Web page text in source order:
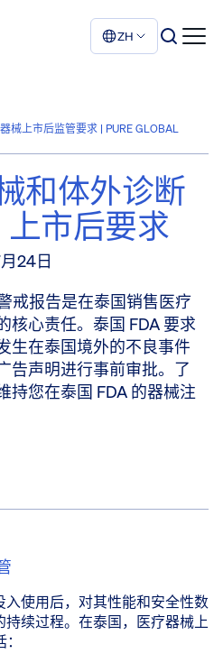
ZH
械上市后监管要求 | PURE GLOBAL
和体外诊断
上市后要求
24日
戒报告是在泰国销售医疗
核心责任。泰国 FDA 要求
生在泰国境外的不良事件
告声明进行事前审批。了
持您在泰国 FDA 的器械注
使用后，对其性能和安全性数
续过程。在泰国，医疗器械上